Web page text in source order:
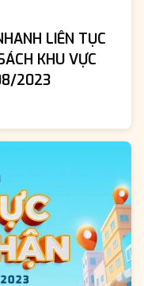
LIÊN TỤC
KHU VỰC
2023